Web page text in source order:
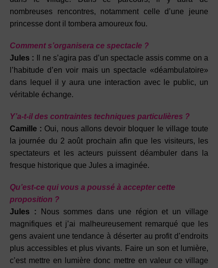
nombreuses rencontres, notamment celle d’une jeune
princesse dont il tombera amoureux fou.
Comment s’organisera ce spectacle ?
Jules : Il ne s’agira pas d’un spectacle assis comme on a
l’habitude d’en voir mais un spectacle «déambulatoire»
dans lequel il y aura une interaction avec le public, un
véritable échange.
Y’a-t-il des contraintes techniques particulières ?
Camille : Oui, nous allons devoir bloquer le village toute
la journée du 2 août prochain afin que les visiteurs, les
spectateurs et les acteurs puissent déambuler dans la
fresque historique que Jules a imaginée.
Qu’est-ce qui vous a poussé à accepter cette
proposition ?
Jules : Nous sommes dans une région et un village
magnifiques et j’ai malheureusement remarqué que les
gens avaient une tendance à déserter au profit d’endroits
plus accessibles et plus vivants. Faire un son et lumière,
c’est mettre en lumière donc mettre en valeur ce village